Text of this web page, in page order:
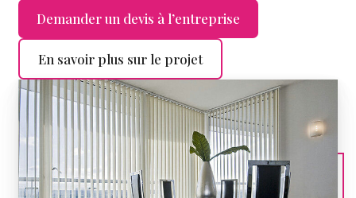
Demander un devis à l’entreprise
En savoir plus sur le projet